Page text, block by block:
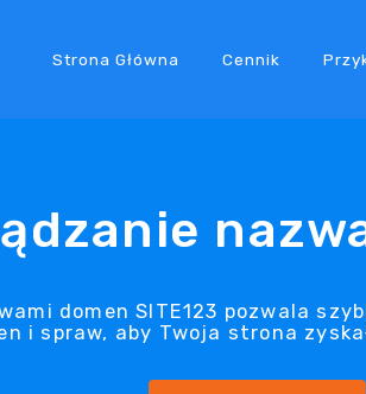
Strona Główna Cennik
domen SITE123 pozwala
i spraw, aby Twoja strona